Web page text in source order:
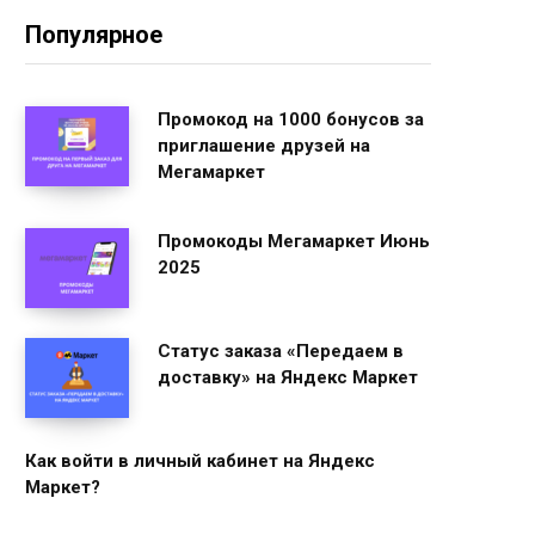
Популярное
Промокод на 1000 бонусов за
приглашение друзей на
Мегамаркет
Промокоды Мегамаркет Июнь
2025
Статус заказа «Передаем в
доставку» на Яндекс Маркет
Как войти в личный кабинет на Яндекс
Маркет?